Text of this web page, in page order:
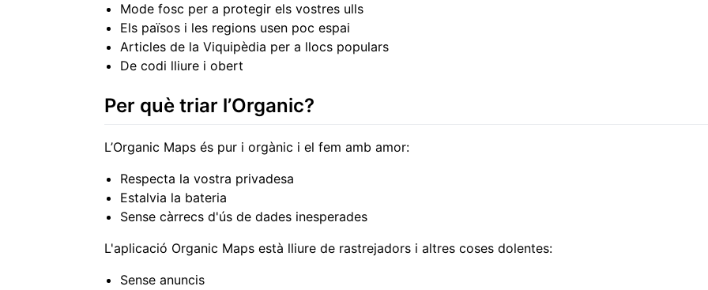
Mode fosc per a protegir els vostres ulls
Els països i les regions usen poc espai
Articles de la Viquipèdia per a llocs populars
De codi lliure i obert
Per què triar l’Organic?
L’Organic Maps és pur i orgànic i el fem amb amor:
Respecta la vostra privadesa
Estalvia la bateria
Sense càrrecs d'ús de dades inesperades
L'aplicació Organic Maps està lliure de rastrejadors i altres coses dolentes:
Sense anuncis